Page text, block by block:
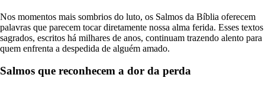
Nos momentos mais sombrios do luto, os Salmos da Bíblia oferecem
palavras que parecem tocar diretamente nossa alma ferida. Esses textos
sagrados, escritos há milhares de anos, continuam trazendo alento para
quem enfrenta a despedida de alguém amado.
Salmos que reconhecem a dor da perda